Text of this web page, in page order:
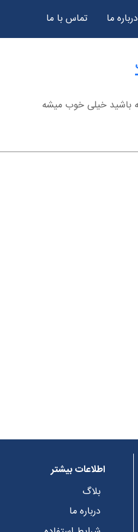
درباره ما تماس با ما
اطلاعات بیشتر
بلاگ
درباره ما